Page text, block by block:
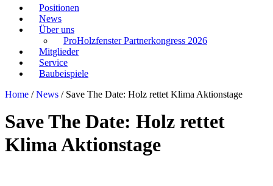
Positionen
News
Über uns
ProHolzfenster Partnerkongress 2026
Mitglieder
Service
Baubeispiele
Home /News / Save The Date: Holz rettet Klima Aktionstage
Save The Date: Holz rettet
Klima Aktionstage